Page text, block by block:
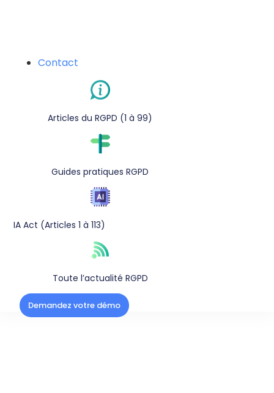
Contact
Articles du RGPD (1 à 99)
Guides pratiques RGPD
IA Act (Articles 1 à 113)
Toute l’actualité RGPD
Demandez votre démo